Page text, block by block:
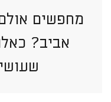
מחפשים
אביב?